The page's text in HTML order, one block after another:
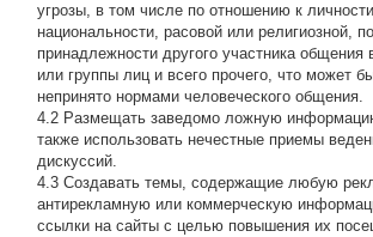
угрозы, в том числе по отношению к
национальности, расовой или религиозной,
принадлежности другого участника
или группы лиц и всего прочего, что может
непринято нормами человеческого общения.
4.2 Размещать заведомо ложную
также использовать нечестные приемы
дискуссий.
4.3 Создавать темы, содержащие любую
антирекламную или коммерческую
ссылки на сайты с целью повышения их